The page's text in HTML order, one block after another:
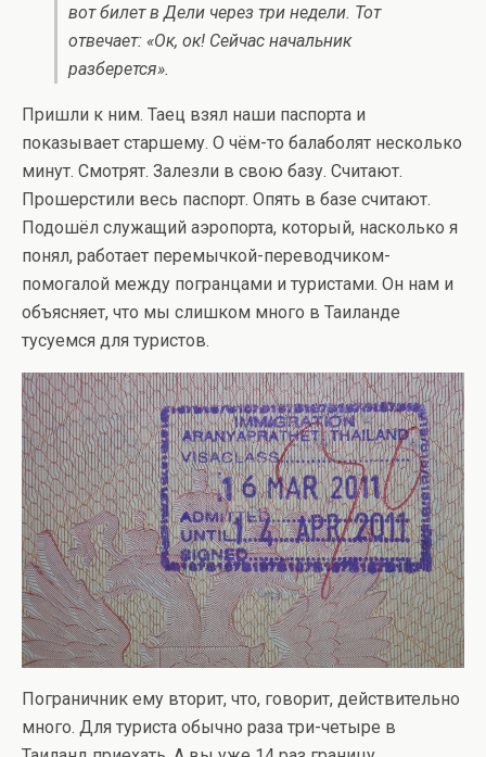
вот билет в Дели через три недели. Тот
отвечает: «Ок, ок! Сейчас начальник
разберется».
Пришли к ним. Таец взял наши паспорта и
показывает старшему. О чём-то балаболят несколько
минут. Смотрят. Залезли в свою базу. Считают.
Прошерстили весь паспорт. Опять в базе считают.
Подошёл служащий аэропорта, который, насколько я
понял, работает перемычкой-переводчиком-
помогалой между погранцами и туристами. Он нам и
объясняет, что мы слишком много в Таиланде
тусуемся для туристов.
Пограничник ему вторит, что, говорит, действительно
много. Для туриста обычно раза три-четыре в